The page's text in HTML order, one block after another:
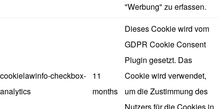
"Werbung" zu erfassen.
cookielawinfo-checkbox-
analytics
11
months
Dieses Cookie wird vom
GDPR Cookie Consent
Plugin gesetzt. Das
Cookie wird verwendet,
um die Zustimmung des